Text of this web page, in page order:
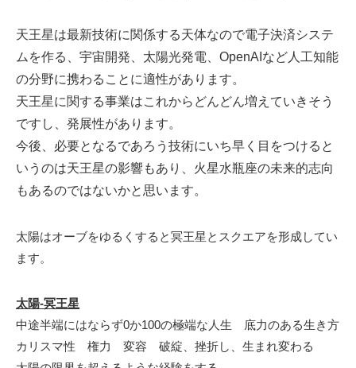
天王星は最新技術に関係する天体なので電子決済システ
ムを作る、宇宙開発、太陽光発電、OpenAIなど人工知能
の分野に携わることに適性があります。
天王星に関する事業はこれからどんどん増えていきそう
ですし、発展性があります。
今後、必要となるであろう技術にいち早く目をつけると
いうのは天王星の影響もあり、火星水瓶座の未来的志向
もあるのではないかと思います。
太陽はオーブをゆるくすると冥王星とスクエアを形成してい
ます。
太陽-冥王星
中途半端にはならず0か100の極端な人生 底力のある生き方
カリスマ性 権力 変容 破綻、挫折し、生まれ変わる